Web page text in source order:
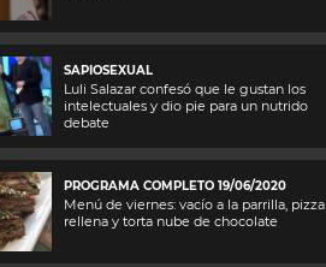
SAPIOSEXUAL
Luli Salazar confesó que le gustan los
intelectuales y dio pie para un nutrido
debate
PROGRAMA COMPLETO 19/06/2020
Menú de viernes: vacío a la parrilla, pizza
rellena y torta nube de chocolate